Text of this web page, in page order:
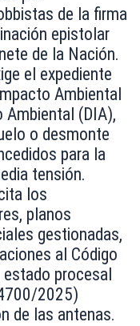
de la firma
epistolar
de la Nación.
el expediente
Ambiental
Ambiental (DIA),
o desmonte
para la
tensión.
los
planos
gestionadas,
al Código
procesal
2025)
de las antenas.